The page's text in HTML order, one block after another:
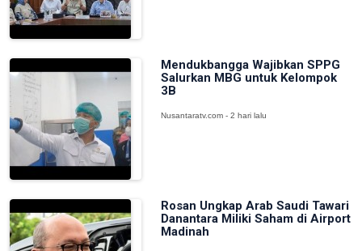
Mendukbangga Wajibkan SPPG
Salurkan MBG untuk Kelompok
3B
Nusantaratv.com - 2 hari lalu
Rosan Ungkap Arab Saudi Tawari
Danantara Miliki Saham di Airport
Madinah